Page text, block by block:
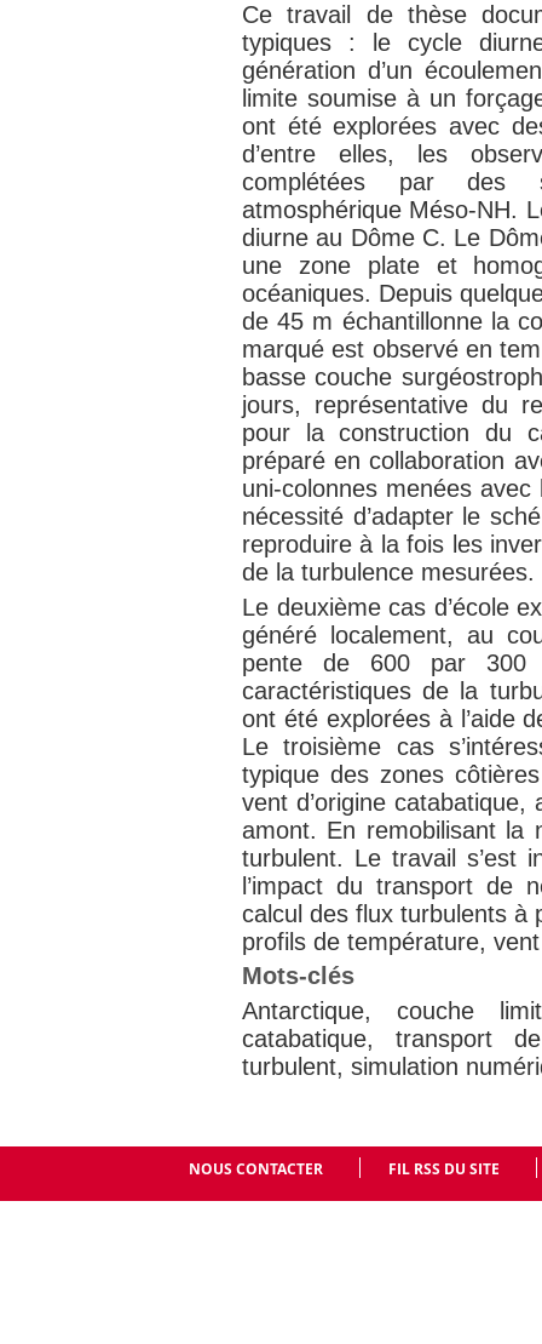
Ce travail de thèse
typiques : le cycle
génération d’un
limite soumise à un
ont été explorées avec
d’entre elles, les
complétées par des
atmosphérique Méso-NH.
diurne au Dôme C. Le
une zone plate et
océaniques. Depuis
de 45 m échantillonne la
marqué est observé en
basse couche
jours, représentative du
pour la construction du
préparé en collaboration
uni-colonnes menées
nécessité d’adapter le
reproduire à la fois les
de la turbulence mesurées.
Le deuxième cas d’école
généré localement, au
pente de 600 par 300
caractéristiques de la
ont été explorées à l’aide
Le troisième cas
typique des zones
vent d’origine
amont. En remobilisant la
turbulent. Le travail s’est
l’impact du transport de
calcul des flux turbulents à
profils de température,
Mots-clés
Antarctique, couche
catabatique, transport
turbulent, simulation
NOUS CONTACTER FIL RSS DU SITE